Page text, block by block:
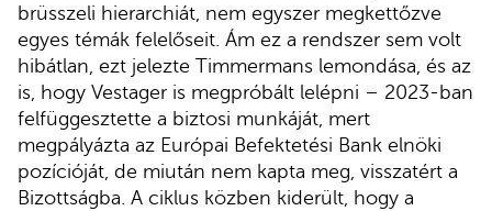
brüsszeli hierarchiát, nem egyszer megkettőzve
egyes témák felelőseit. Ám ez a rendszer sem volt
hibátlan, ezt jelezte Timmermans lemondása, és az
is, hogy Vestager is megpróbált lelépni – 2023-ban
felfüggesztette a biztosi munkáját, mert
megpályázta az Európai Befektetési Bank elnöki
pozícióját, de miután nem kapta meg, visszatért a
Bizottságba. A ciklus közben kiderült, hogy a